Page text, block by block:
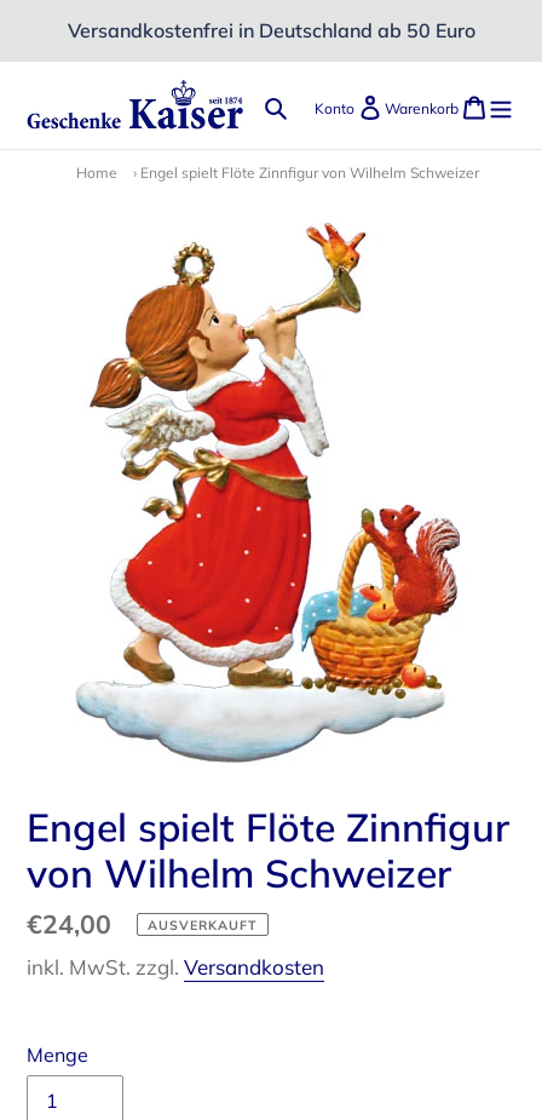
Versandkostenfrei in Deutschland ab 50 Euro
Suchen
Konto Einloggen
Warenkorb
Home › Engel spielt Flöte Zinnfigur von Wilhelm Schweizer
Engel spielt Flöte Zinnfigur
von Wilhelm Schweizer
Normaler
Preis
€24,00 AUSVERKAUFT
inkl. MwSt. zzgl. Versandkosten
Menge